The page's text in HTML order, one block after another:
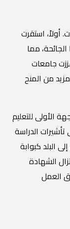
أولاً، استقرت
مما
جامعات
من المنح
الأولى للتعليم
الدراسة
البلد كبوابة
الشهادة
العمل